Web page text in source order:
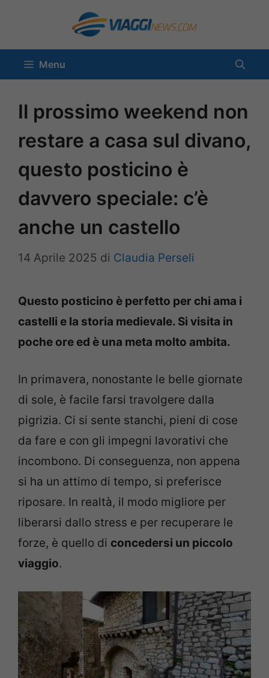
contenuto
Menu
Il prossimo weekend non
restare a casa sul divano,
questo posticino è
davvero speciale: c’è
anche un castello
14 Aprile 2025 di Claudia Perseli
Questo posticino è perfetto per chi ama i
castelli e la storia medievale. Si visita in
poche ore ed è una meta molto ambita.
In primavera, nonostante le belle giornate
di sole, è facile farsi travolgere dalla
pigrizia. Ci si sente stanchi, pieni di cose
da fare e con gli impegni lavorativi che
incombono. Di conseguenza, non appena
si ha un attimo di tempo, si preferisce
riposare. In realtà, il modo migliore per
liberarsi dallo stress e per recuperare le
forze, è quello di concedersi un piccolo
viaggio.